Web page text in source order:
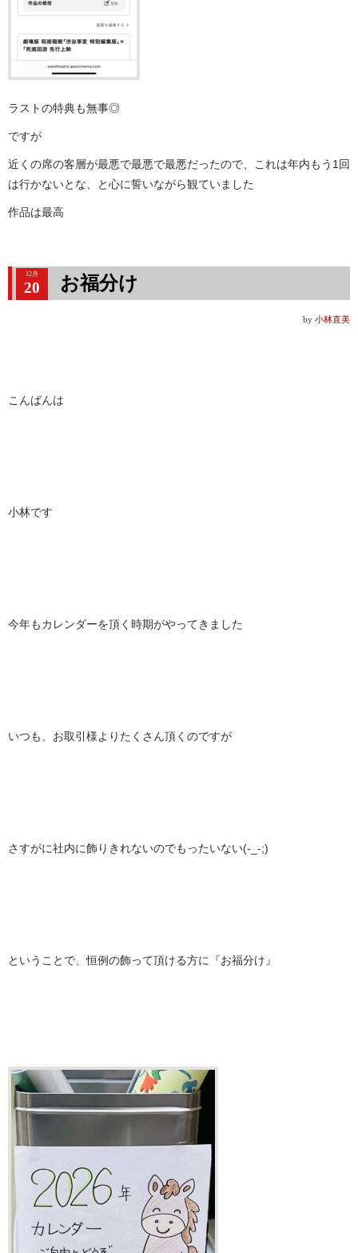
ラストの特典も無事◎
ですが
近くの席の客層が最悪で最悪で最悪だったので、これは年内もう1回
は行かないとな、と心に誓いながら観ていました
作品は最高
12月
20 お福分け
by 小林直美
こんばんは
小林です
今年もカレンダーを頂く時期がやってきました
いつも、お取引様よりたくさん頂くのですが
さすがに社内に飾りきれないのでもったいない(-_-;)
ということで、恒例の飾って頂ける方に『お福分け』